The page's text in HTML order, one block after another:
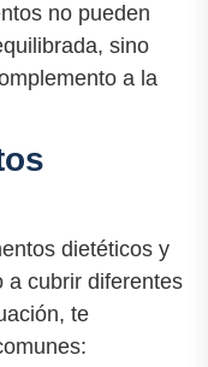
no pueden
sino
a la
dietéticos y
a cubrir diferentes
te